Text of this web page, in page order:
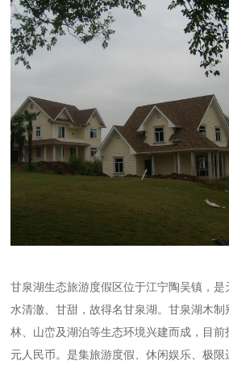
甘泉湖生态旅游度假区位于江宁陶吴镇，
水清澈、甘甜，故得名甘泉湖。甘泉湖木
林、山峦及湖泊等生态环境兴建而成，目
元人民币。是集旅游度假、休闲娱乐、极